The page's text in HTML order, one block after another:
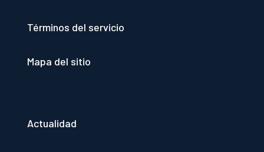
Términos del servicio
Mapa del sitio
Actualidad